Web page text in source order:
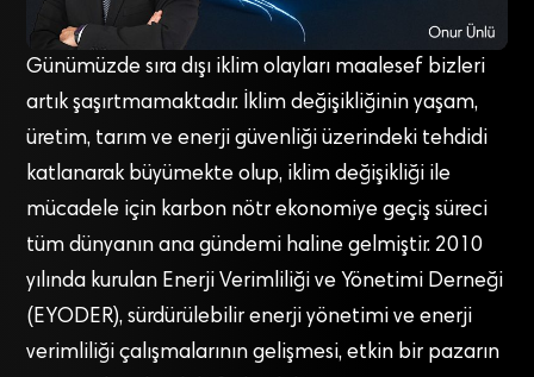
Günümüzde sıra dışı iklim olayları maalesef bizleri
artık şaşırtmamaktadır. İklim değişikliğinin yaşam,
üretim, tarım ve enerji güvenliği üzerindeki tehdidi
katlanarak büyümekte olup, iklim değişikliği ile
mücadele için karbon nötr ekonomiye geçiş süreci
tüm dünyanın ana gündemi haline gelmiştir. 2010
yılında kurulan Enerji Verimliliği ve Yönetimi Derneği
(EYODER), sürdürülebilir enerji yönetimi ve enerji
verimliliği çalışmalarının gelişmesi, etkin bir pazarın